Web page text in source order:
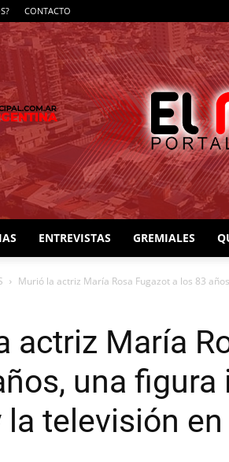
CONTACTO
ENTREVISTAS GREMIALES
Murió la actriz María Rosa Fugazot a los 83
actriz María
una figura
la televisión